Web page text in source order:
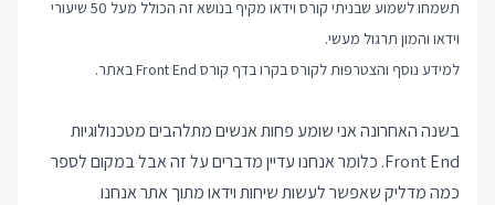
תשמחו לשמוע שבניתי קורס וידאו מקיף בנושא זה הכולל מעל 50 שיעורי
וידאו והמון תרגול מעשי.
למידע נוסף והצטרפות לקורס בקרו בדף קורס Front End באתר.
בשנה האחרונה אני שומע פחות אנשים מתלהבים מטכנולוגיות
Front End. כלומר אנחנו עדיין מדברים על זה אבל במקום לספר
כמה מדליק שאפשר לעשות שיחות וידאו מתוך אתר אנחנו